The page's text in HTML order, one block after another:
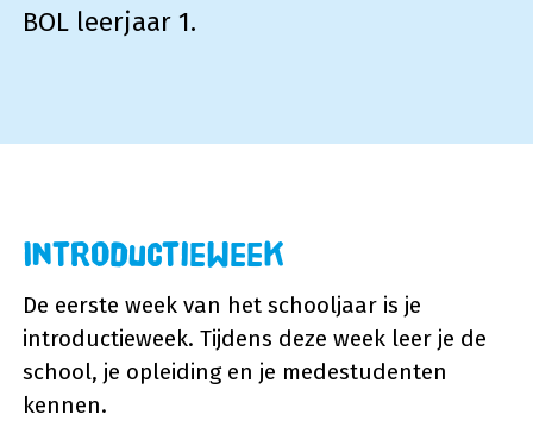
BOL leerjaar 1.
Introductieweek
De eerste week van het schooljaar is je
introductieweek. Tijdens deze week leer je de
school, je opleiding en je medestudenten
kennen.